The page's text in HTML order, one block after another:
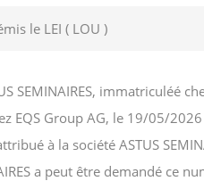
le LEI ( LOU )
SEMINAIRES,
EQS Group AG, le 19/05/
à la société ASTUS
a peut être demandé